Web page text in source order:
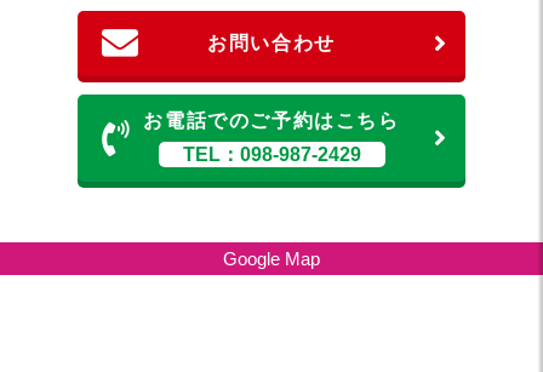
お問い合わせ
お電話でのご予約はこちら
TEL：098-987-2429
Google Map